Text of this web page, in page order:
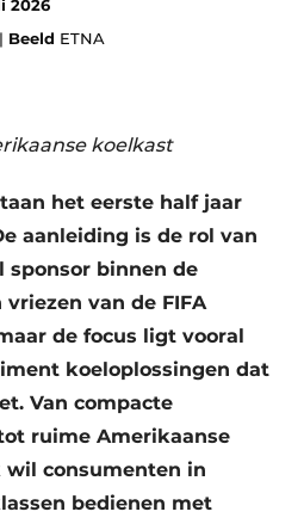
2026
Beeld ETNA
koelkast
het eerste half jaar
aanleiding is de rol van
sponsor binnen de
van de FIFA
de focus ligt vooral
koeloplossingen dat
Van compacte
ruime Amerikaanse
consumenten in
bedienen met